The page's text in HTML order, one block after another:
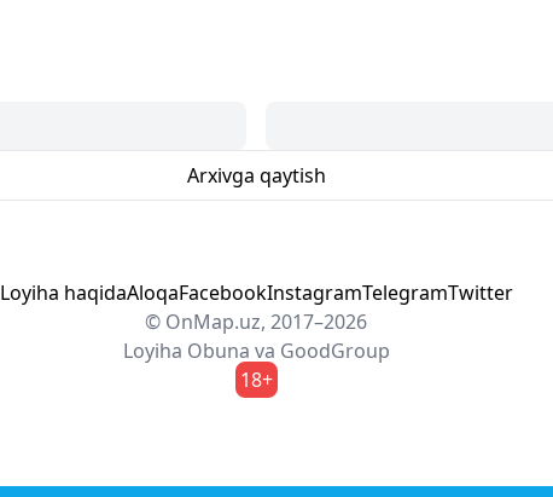
Arxivga qaytish
Loyiha haqidaAloqaFacebookInstagramTelegramTwitter
© OnMap.uz, 2017–2026
Loyiha Obuna va GoodGroup
18+